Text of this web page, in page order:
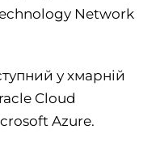
Network
у хмарній
Cloud
Azure.